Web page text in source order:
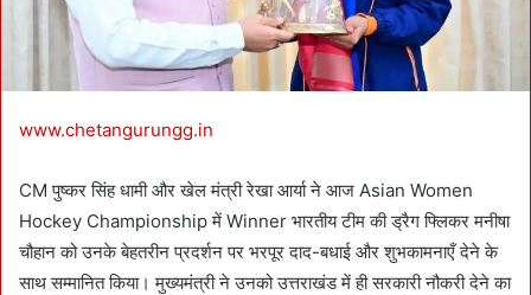
www.chetangurungg.in
CM पुष्कर सिंह धामी और खेल मंत्री रेखा आर्या ने आज Asian Women
Hockey Championship में Winner भारतीय टीम की ड्रैग फ्लिकर मनीषा
चौहान को उनके बेहतरीन प्रदर्शन पर भरपूर दाद-बधाई और शुभकामनाएँ देने के
साथ सम्मानित किया। मुख्यमंत्री ने उनको उत्तराखंड में ही सरकारी नौकरी देने का